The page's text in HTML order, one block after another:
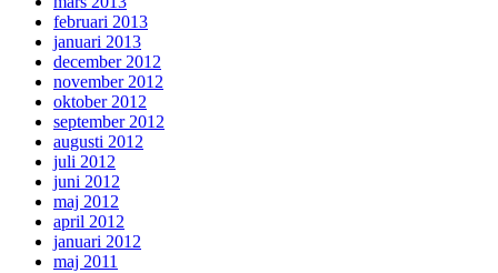
februari 2013
januari 2013
december 2012
november 2012
oktober 2012
september 2012
augusti 2012
juli 2012
juni 2012
maj 2012
april 2012
januari 2012
maj 2011